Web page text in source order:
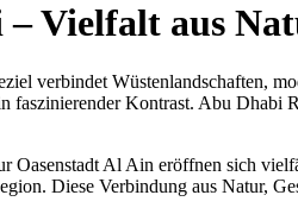
Vielfalt aus
verbindet Wüstenlandschaften,
faszinierender Kontrast. Abu Dhabi
Oasenstadt Al Ain eröffnen sich
Diese Verbindung aus Natur,